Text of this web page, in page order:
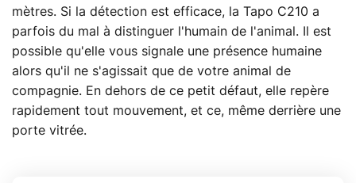
mètres. Si la détection est efficace, la Tapo C210 a
parfois du mal à distinguer l'humain de l'animal. Il est
possible qu'elle vous signale une présence humaine
alors qu'il ne s'agissait que de votre animal de
compagnie. En dehors de ce petit défaut, elle repère
rapidement tout mouvement, et ce, même derrière une
porte vitrée.